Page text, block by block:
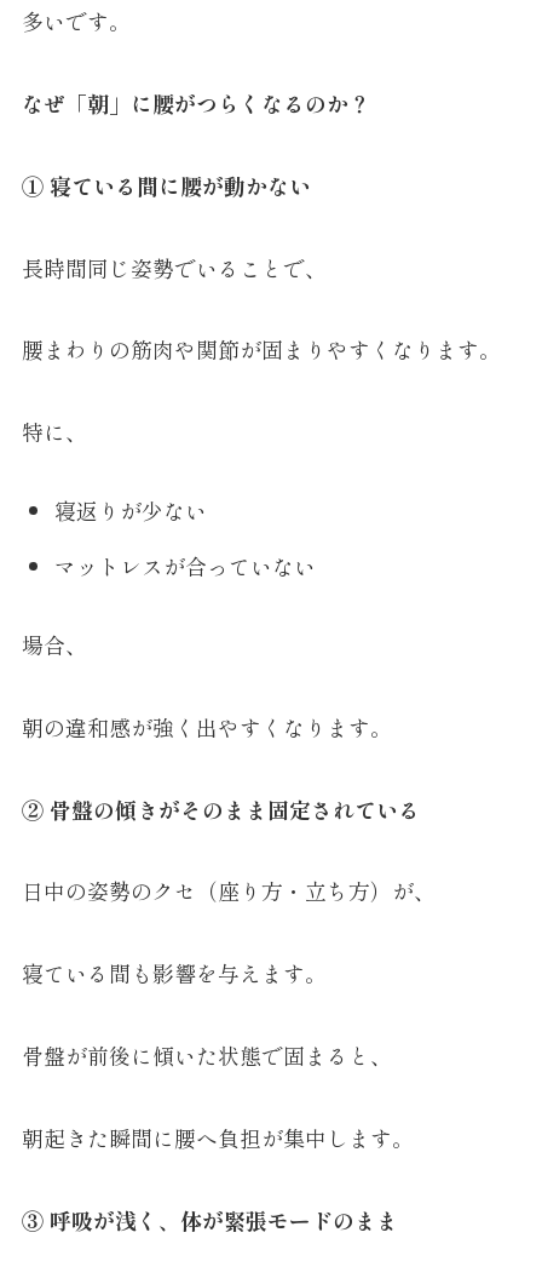
多いです。
なぜ「朝」に腰がつらくなるのか？
① 寝ている間に腰が動かない
長時間同じ姿勢でいることで、
腰まわりの筋肉や関節が固まりやすくなります。
特に、
寝返りが少ない
マットレスが合っていない
場合、
朝の違和感が強く出やすくなります。
② 骨盤の傾きがそのまま固定されている
日中の姿勢のクセ（座り方・立ち方）が、
寝ている間も影響を与えます。
骨盤が前後に傾いた状態で固まると、
朝起きた瞬間に腰へ負担が集中します。
③ 呼吸が浅く、体が緊張モードのまま